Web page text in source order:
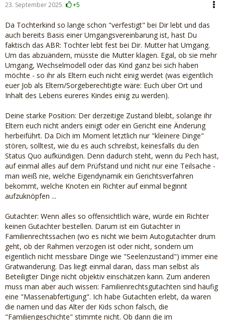
23. September 2025 +5
Da Tochterkind so lange schon "verfestigt" bei Dir lebt und das
auch bereits Basis einer Umgangsvereinbarung ist, hast Du
faktisch das ABR: Tochter lebt fest bei Dir. Mutter hat Umgang.
Um das abzuändern, müsste die Mutter klagen. Egal, ob sie mehr
Umgang, Wechselmodell oder das Kind ganz bei sich haben
möchte - so ihr als Eltern euch nicht einig werdet (was eigentlich
euer Job als Eltern/Sorgeberechtigte wäre: Euch über Ort und
Inhalt des Lebens eureres Kindes einig zu werden).
Deine starke Position: Der derzeitige Zustand bleibt, solange ihr
Eltern euch nicht anders einigt oder ein Gericht eine Änderung
herbeiführt. Da Dich im Moment letztlich nur "kleinere Dinge"
stören, solltest, wie du es auch schreibst, keinesfalls du den
Status Quo aufkündigen. Denn dadurch steht, wenn du Pech hast,
auf einmal alles auf dem Prüfstand und nicht nur eine Teilsache -
man weiß nie, welche Eigendynamik ein Gerichtsverfahren
bekommt, welche Knoten ein Richter auf einmal beginnt
aufzuknöpfen ...
Gutachter: Wenn alles so offensichtlich wäre, würde ein Richter
keinen Gutachter bestellen. Darum ist ein Gutachter in
Familienrechtssachen (wo es nicht wie beim Autogutachter drum
geht, ob der Rahmen verzogen ist oder nicht, sondern um
eigentlich nicht messbare Dinge wie "Seelenzustand") immer eine
Gratwanderung. Das liegt einmal daran, dass man selbst als
Beteiligter Dinge nicht objektiv einschätzen kann. Zum anderen
muss man aber auch wissen: Familienrechtsgutachten sind häufig
eine "Massenabfertigung". Ich habe Gutachten erlebt, da waren
die namen und das Alter der Kids schon falsch, die
"Familiengeschichte" stimmte nicht. Ob dann die im